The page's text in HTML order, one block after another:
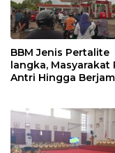
BBM Jenis Pertalite
langka, Masyarakat
Antri Hingga